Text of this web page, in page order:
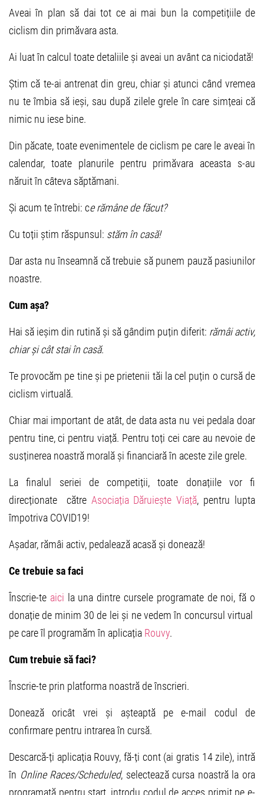
Aveai în plan să dai tot ce ai mai bun la competițiile de
ciclism din primăvara asta.
Ai luat în calcul toate detaliile și aveai un avânt ca niciodată!
Știm că te-ai antrenat din greu, chiar și atunci când vremea
nu te îmbia să ieși, sau după zilele grele în care simțeai că
nimic nu iese bine.
Din păcate, toate evenimentele de ciclism pe care le aveai în
calendar, toate planurile pentru primăvara aceasta s-au
năruit în câteva săptămani.
Și acum te întrebi: ce rămâne de făcut?
Cu toții știm răspunsul: stăm în casă!
Dar asta nu înseamnă că trebuie să punem pauză pasiunilor
noastre.
Cum așa?
Hai să ieșim din rutină și să gândim puțin diferit: rămâi activ,
chiar și cât stai în casă.
Te provocăm pe tine și pe prietenii tăi la cel puțin o cursă de
ciclism virtuală.
Chiar mai important de atât, de data asta nu vei pedala doar
pentru tine, ci pentru viață. Pentru toți cei care au nevoie de
susținerea noastră morală și financiară în aceste zile grele.
La finalul seriei de competiții, toate donațiile vor fi
direcționate către Asociația Dăruiește Viață, pentru lupta
împotriva COVID19!
Așadar, rămâi activ, pedalează acasă și donează!
Ce trebuie sa faci
Înscrie-te aici la una dintre cursele programate de noi, fă o
donație de minim 30 de lei și ne vedem în concursul virtual
pe care îl programăm în aplicația Rouvy.
Cum trebuie să faci?
Înscrie-te prin platforma noastră de înscrieri.
Donează oricât vrei și așteaptă pe e-mail codul de
confirmare pentru intrarea în cursă.
Descarcă-ți aplicația Rouvy, fă-ți cont (ai gratis 14 zile), intră
în Online Races/Scheduled, selectează cursa noastră la ora
programată pentru start, introdu codul de acces primit pe e-